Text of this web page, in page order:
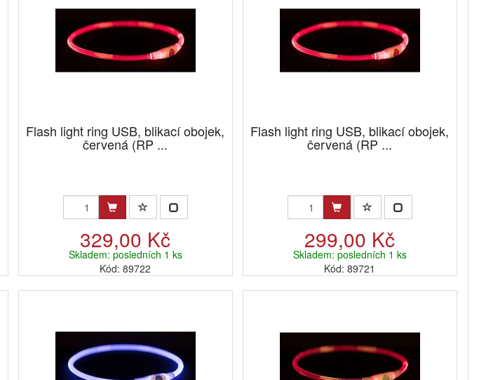
Flash light ring USB, blikací obojek,
červená (RP ...
329,00 Kč
Skladem: posledních 1 ks
Kód: 89722
Flash light ring USB, blikací obojek,
červená (RP ...
299,00 Kč
Skladem: posledních 1 ks
Kód: 89721